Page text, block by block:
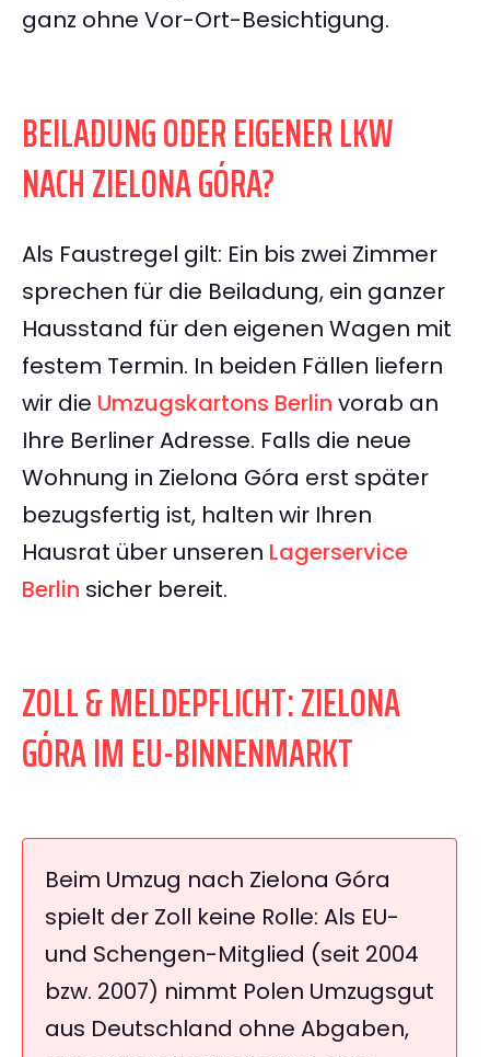
ganz ohne Vor-Ort-Besichtigung.
BEILADUNG ODER EIGENER LKW
NACH ZIELONA GÓRA?
Als Faustregel gilt: Ein bis zwei Zimmer
sprechen für die Beiladung, ein ganzer
Hausstand für den eigenen Wagen mit
festem Termin. In beiden Fällen liefern
wir die Umzugskartons Berlin vorab an
Ihre Berliner Adresse. Falls die neue
Wohnung in Zielona Góra erst später
bezugsfertig ist, halten wir Ihren
Hausrat über unseren Lagerservice
Berlin sicher bereit.
ZOLL & MELDEPFLICHT: ZIELONA
GÓRA IM EU-BINNENMARKT
Beim Umzug nach Zielona Góra
spielt der Zoll keine Rolle: Als EU-
und Schengen-Mitglied (seit 2004
bzw. 2007) nimmt Polen Umzugsgut
aus Deutschland ohne Abgaben,